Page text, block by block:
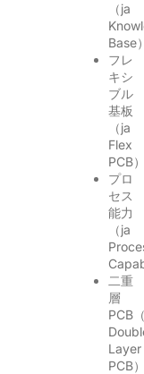
（ja
Base
フレ
キシ
ブル
基板
（ja
Flex
PCB
プロ
セス
能力
（ja
二重
層
PCB
Layer
PCB